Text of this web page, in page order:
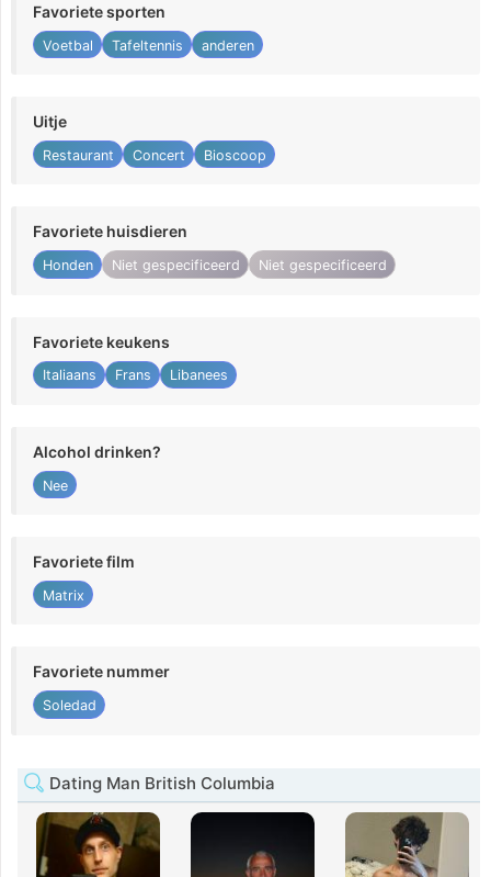
Favoriete sporten
Voetbal Tafeltennis anderen
Uitje
Restaurant Concert Bioscoop
Favoriete huisdieren
Honden Niet gespecificeerd Niet gespecificeerd
Favoriete keukens
Italiaans Frans Libanees
Alcohol drinken?
Nee
Favoriete film
Matrix
Favoriete nummer
Soledad
Dating Man British Columbia